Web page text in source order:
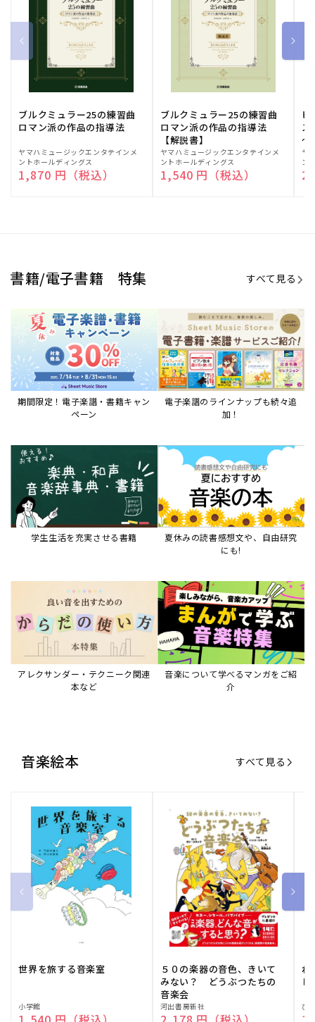
ブルクミュラー25の練習曲
ロマン派の作品の指導法
販
売
元:
ヤマハミュージックエンタテインメ
ントホールディングス
通常価格
1,870 円（税込）
ブルクミュラー25の練習曲
ロマン派の作品の指導法
【解説書】
販
売
元:
ヤマハミュージックエンタテインメ
ントホールディングス
通常価格
1,540 円（税込）
ピ
ス
～
販
売
元:
ヤ
ン
書籍/電子書籍 特集 すべて見る
期間限定！電子楽譜・書籍キャン
ペーン
電子楽譜のラインナップも続々追
加！
学生生活を充実させる書籍
夏休みの読書感想文や、自由研究
にも!
アレクサンダー・テクニーク関連
本など
音楽について学べるマンガをご紹
介
音楽絵本 すべて見る
世界を旅する音楽室
販
小学館
５０の楽器の音色、きいて
みない？ どうぶつたちの
音楽会
販
河出書房新社
ね
販ひ